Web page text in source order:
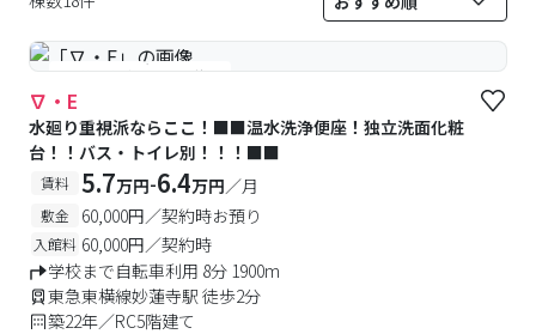
#予約受付中 #空室待ち
∇・E
水廻り重視派ならここ！■■温水洗浄便座！独立洗面化粧
台！！バス・トイレ別！！！■■
賃料 5.7万円-6.4万円／月
敷金 60,000円／契約時お預り
入館料 60,000円／契約時
学校まで自転車利用 8分 1900m
東急東横線妙蓮寺駅 徒歩2分
築22年／RC5階建て